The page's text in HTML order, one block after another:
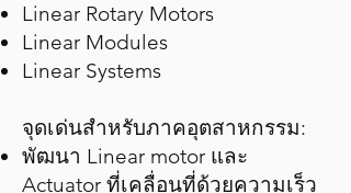
Linear Rotary Motors
Linear Modules
Linear Systems
จุดเด่นสำหรับภาคอุตสาหกรรม:
พัฒนา Linear motor และ
Actuator ที่เคลื่อนที่ด้วยความเร็ว